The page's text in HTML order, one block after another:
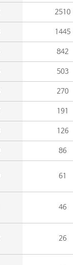
2510
1445
842
503
270
191
126
86
61
46
26